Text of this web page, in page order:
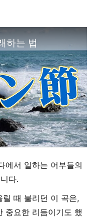
하는 법
에서 일하는 어부들의
다.
때 불리던 이 곡은,
중요한 리듬이기도 했